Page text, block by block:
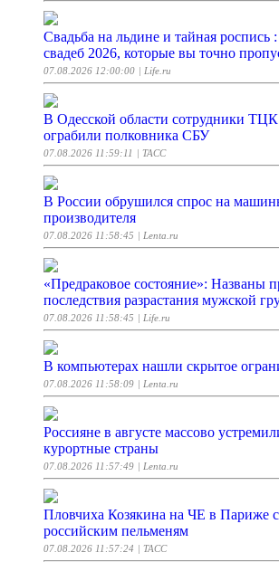
Свадьба на льдине и тайная роспись
свадеб 2026, которые вы точно
07.08.2026 12:00:00 | Life.ru
В Одесской области сотрудники
ограбили полковника СБУ
07.08.2026 11:59:11 | ТАСС
В России обрушился спрос на
производителя
07.08.2026 11:58:45 | Lenta.ru
«Предраковое состояние»: Названы
последствия разрастания мужской
07.08.2026 11:58:45 | Life.ru
В компьютерах нашли скрытое
07.08.2026 11:58:09 | Lenta.ru
Россияне в августе массово
курортные страны
07.08.2026 11:57:49 | Lenta.ru
Пловчиха Козякина на ЧЕ в Париже
российским пельменям
07.08.2026 11:57:24 | ТАСС